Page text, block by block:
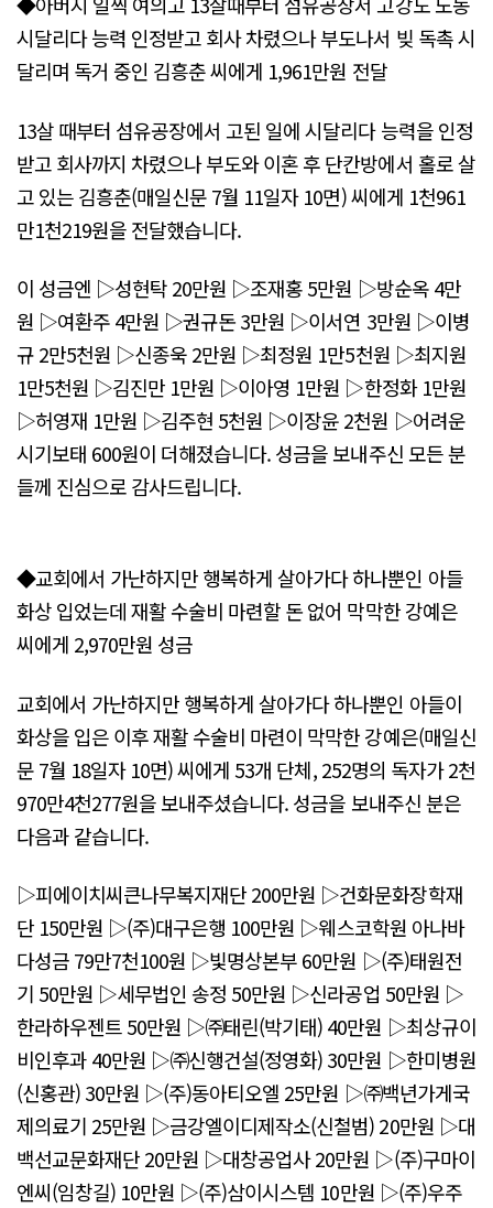
시달리다 능력 인정받고 회사 차렸으나 부도나서 빚 독촉 시
달리며 독거 중인 김흥춘 씨에게 1,961만원 전달
13살 때부터 섬유공장에서 고된 일에 시달리다 능력을 인정
받고 회사까지 차렸으나 부도와 이혼 후 단칸방에서 홀로 살
고 있는 김흥춘(매일신문 7월 11일자 10면) 씨에게 1천961
만1천219원을 전달했습니다.
이 성금엔 ▷성현탁 20만원 ▷조재홍 5만원 ▷방순옥 4만
원 ▷여환주 4만원 ▷권규돈 3만원 ▷이서연 3만원 ▷이병
규 2만5천원 ▷신종욱 2만원 ▷최정원 1만5천원 ▷최지원
1만5천원 ▷김진만 1만원 ▷이아영 1만원 ▷한정화 1만원
▷허영재 1만원 ▷김주현 5천원 ▷이장윤 2천원 ▷어려운
시기보태 600원이 더해졌습니다. 성금을 보내주신 모든 분
들께 진심으로 감사드립니다.
◆교회에서 가난하지만 행복하게 살아가다 하나뿐인 아들
화상 입었는데 재활 수술비 마련할 돈 없어 막막한 강예은
씨에게 2,970만원 성금
교회에서 가난하지만 행복하게 살아가다 하나뿐인 아들이
화상을 입은 이후 재활 수술비 마련이 막막한 강예은(매일신
문 7월 18일자 10면) 씨에게 53개 단체, 252명의 독자가 2천
970만4천277원을 보내주셨습니다. 성금을 보내주신 분은
다음과 같습니다.
▷피에이치씨큰나무복지재단 200만원 ▷건화문화장학재
단 150만원 ▷(주)대구은행 100만원 ▷웨스코학원 아나바
다성금 79만7천100원 ▷빛명상본부 60만원 ▷(주)태원전
기 50만원 ▷세무법인 송정 50만원 ▷신라공업 50만원 ▷
한라하우젠트 50만원 ▷㈜태린(박기태) 40만원 ▷최상규이
비인후과 40만원 ▷㈜신행건설(정영화) 30만원 ▷한미병원
(신홍관) 30만원 ▷(주)동아티오엘 25만원 ▷㈜백년가게국
제의료기 25만원 ▷금강엘이디제작소(신철범) 20만원 ▷대
백선교문화재단 20만원 ▷대창공업사 20만원 ▷(주)구마이
엔씨(임창길) 10만원 ▷(주)삼이시스템 10만원 ▷(주)우주